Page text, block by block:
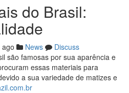
do Brasil:
News
Discuss
são famosas por sua aparência e
essas materiais para
a sua variedade de matizes e